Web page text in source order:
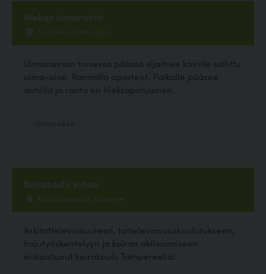
Hiekan uimaranta
Tarhantie, Pihtipudas
Uimarannan toisessa päässä sijaitsee koirille sallittu
uima-alue. Rannalla opasteet. Paikalle pääsee
autolla ja ranta on hiekkapohjainen.
Koirakoulu Vuhuu
Kässälänkatu 6, Tampere
Arkitottelevaisuuteen, tottelevaisuuskoulutukseen,
hajutyöskentelyyn ja koiran aktivoimiseen
erikoistunut koirakoulu Tampereella!